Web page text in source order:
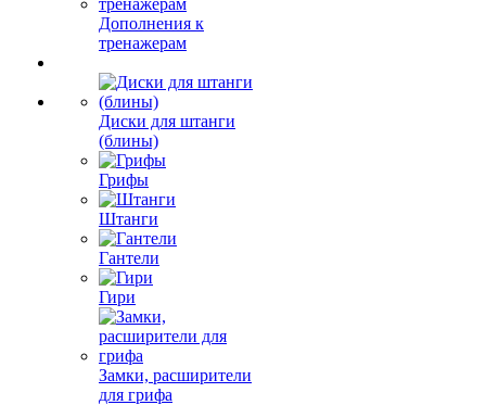
Дополнения к
тренажерам
Диски для штанги
(блины)
Грифы
Штанги
Гантели
Гири
Замки, расширители
для грифа